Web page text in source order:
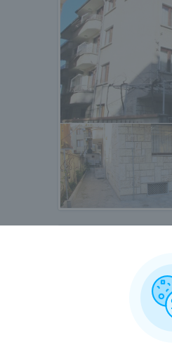
гр. Несебър